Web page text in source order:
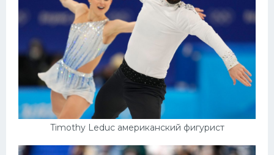
Timothy Leduc американский фигурист